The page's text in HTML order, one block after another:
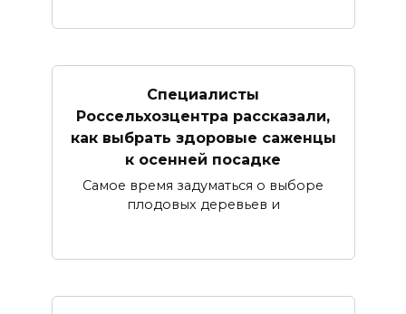
Специалисты
Россельхозцентра рассказали,
как выбрать здоровые саженцы
к осенней посадке
Самое время задуматься о выборе
плодовых деревьев и